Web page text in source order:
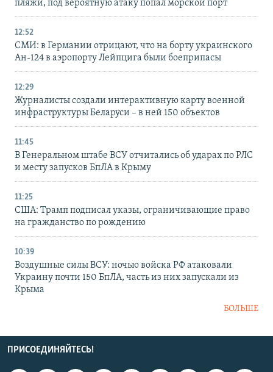
пляжи, под вероятную атаку попал морской порт
12:52
СМИ: в Германии отрицают, что на борту украинского
Ан-124 в аэропорту Лейпцига были боеприпасы
12:29
Журналисты создали интерактивную карту военной
инфраструктуры Беларуси – в ней 150 объектов
11:45
В Генеральном штабе ВСУ отчитались об ударах по РЛС
и месту запусков БпЛА в Крыму
11:25
США: Трамп подписал указы, ограничивающие право
на гражданство по рождению
10:39
Воздушные силы ВСУ: ночью войска РФ атаковали
Украину почти 150 БпЛА, часть из них запускали из
Крыма
БОЛЬШЕ
ПРИСОЕДИНЯЙТЕСЬ!